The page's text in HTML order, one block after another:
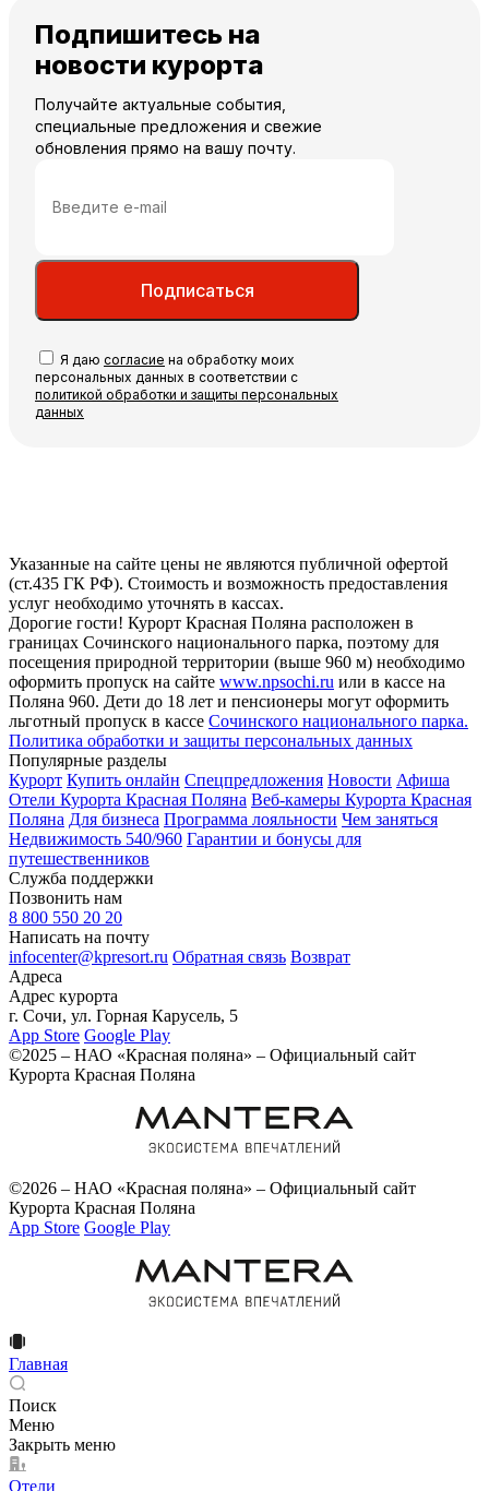
Подпишитесь на
новости курорта
Получайте актуальные события,
специальные предложения и свежие
обновления прямо на вашу почту.
Подписаться
Я даю согласие на обработку моих
персональных данных в соответствии с
политикой обработки и защиты персональных
данных
Указанные на сайте цены не являются публичной офертой
(ст.435 ГК РФ). Стоимость и возможность предоставления
услуг необходимо уточнять в кассах.
Дорогие гости! Курорт Красная Поляна расположен в
границах Сочинского национального парка, поэтому для
посещения природной территории (выше 960 м) необходимо
оформить пропуск на сайте www.npsochi.ru или в кассе на
Поляна 960. Дети до 18 лет и пенсионеры могут оформить
льготный пропуск в кассе Сочинского национального парка.
Политика обработки и защиты персональных данных
Популярные разделы
Курорт Купить онлайн Спецпредложения Новости Афиша
Отели Курорта Красная Поляна Веб-камеры Курорта Красная
Поляна Для бизнеса Программа лояльности Чем заняться
Недвижимость 540/960 Гарантии и бонусы для
путешественников
Служба поддержки
Позвонить нам
8 800 550 20 20
Написать на почту
infocenter@kpresort.ru Обратная связь Возврат
Адреса
Адрес курорта
г. Сочи, ул. Горная Карусель, 5
App Store Google Play
©2025 – НАО «Красная поляна» – Официальный сайт
Курорта Красная Поляна
©2026 – НАО «Красная поляна» – Официальный сайт
Курорта Красная Поляна
App Store Google Play
Главная
Поиск
Меню
Закрыть меню
Отели